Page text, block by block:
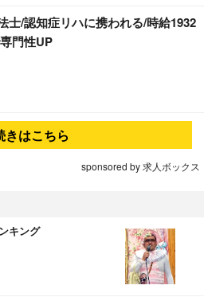
士/認知症リハに携われる/時給1932
門性UP
きはこちら
sponsored by 求人ボックス
キング